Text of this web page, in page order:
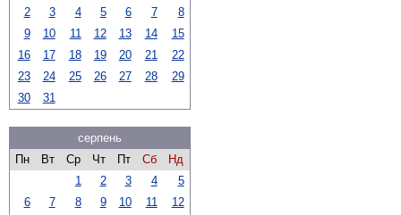
2
3 4 5 6 7
8
9
10 11 12 13 14
15
16
17 18 19 20 21
22
23
24 25 26 27 28
29
30
31
серпень
Пн
Вт Ср Чт Пт Сб
Нд
1
2 3 4
5
6
7 8 9 10 11
12